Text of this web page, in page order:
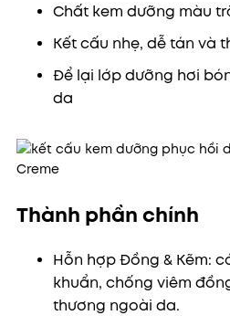
Chất kem dưỡng màu
Kết cấu nhẹ, dễ tán và
Để lại lớp dưỡng hơi
da
Thành phần chính
Hỗn hợp Đồng & Kẽm:
khuẩn, chống viêm
thương ngoài da.